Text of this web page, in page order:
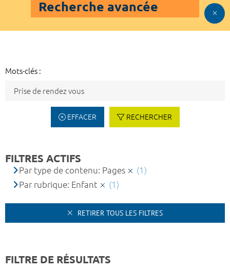
Recherche avancée
Mots-clés :
EFFACER RECHERCHER
FILTRES ACTIFS
Par type de contenu: Pages
(1)
Par rubrique: Enfant
(1)
RETIRER TOUS LES FILTRES
FILTRE DE RÉSULTATS